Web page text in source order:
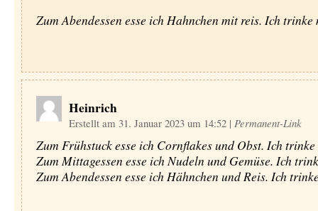
Zum Abendessen esse ich Hahnchen mit reis. Ich trinke
Heinrich
Erstellt am 31. Januar 2023 um 14:52 | Permanent-Link
Zum Frühstuck esse ich Cornflakes und Obst. Ich trinke
Zum Mittagessen esse ich Nudeln und Gemüse. Ich
Zum Abendessen esse ich Hähnchen und Reis. Ich